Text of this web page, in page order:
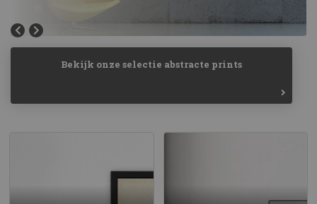
Bekijk onze selectie abstracte prints